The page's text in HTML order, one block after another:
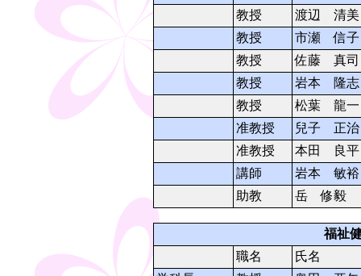
教授
渡辺 清美
教授
市瀬 信子
教授
佐藤 真司
教授
岩本 隆志
教授
松葉 龍一
准教授
兒子 正治
准教授
本田 良平
講師
岩本 敏裕
助教
岳 修毅
福祉
職名
氏名